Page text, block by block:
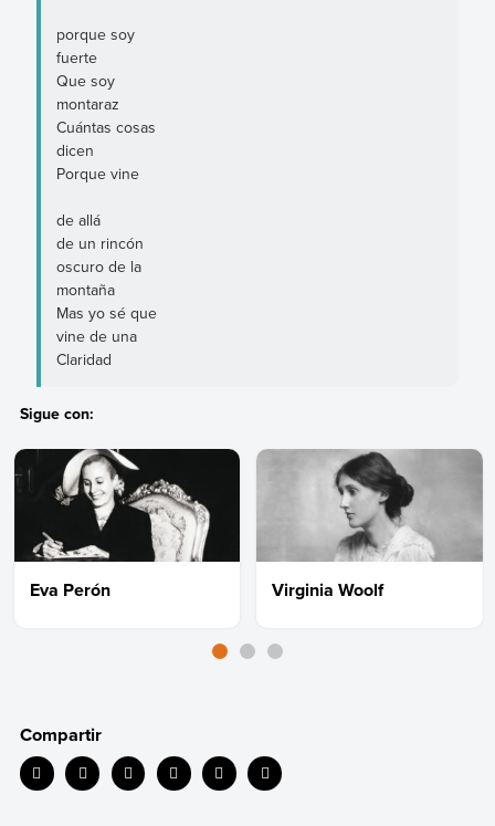
porque soy
fuerte
Que soy
montaraz
Cuántas cosas
dicen
Porque vine
de allá
de un rincón
oscuro de la
montaña
Mas yo sé que
vine de una
Claridad
Sigue con:
Eva Perón Virginia Woolf
Compartir